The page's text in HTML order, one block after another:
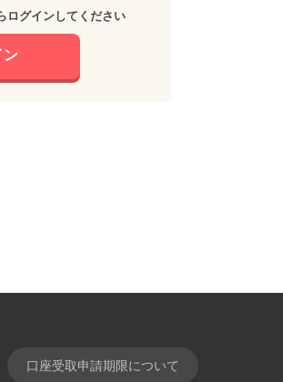
ログインしてください
ン
口座受取申請期限について